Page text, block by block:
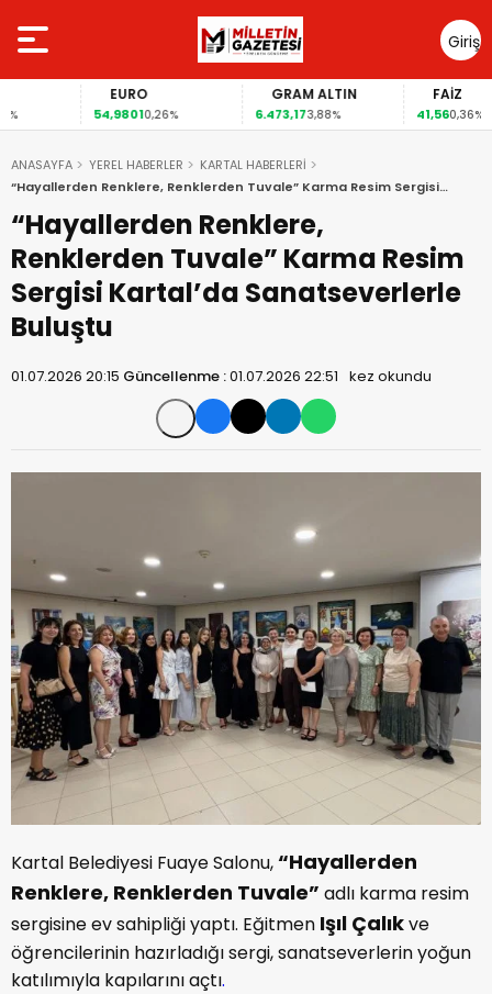
Giriş
Yap
EURO
54,98010,26%
GRAM ALTIN
6.473,173,88%
FAİZ
41,56 0,36%
ANASAYFA YEREL HABERLER
KARTAL HABERLERİ
“Hayallerden Renklere, Renklerden Tuvale” Karma Resim Sergisi
Kartal’da Sanatseverlerle Buluştu
“Hayallerden Renklere,
Renklerden Tuvale” Karma Resim
Sergisi Kartal’da Sanatseverlerle
Buluştu
01.07.2026 20:15 Güncellenme :01.07.2026 22:51 kez okundu
Kartal Belediyesi Fuaye Salonu,“Hayallerden
Renklere, Renklerden Tuvale” adlı karma resim
sergisine ev sahipliği yaptı. Eğitmen Işıl Çalıkve
öğrencilerinin hazırladığı sergi, sanatseverlerin yoğun
katılımıyla kapılarını açtı.